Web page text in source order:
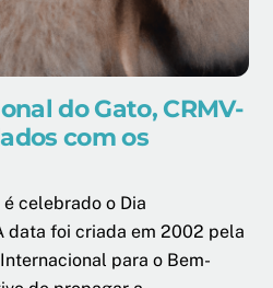
do Gato, CRMV-
com os
celebrado o Dia
data foi criada em 2002 pela
para o Bem-